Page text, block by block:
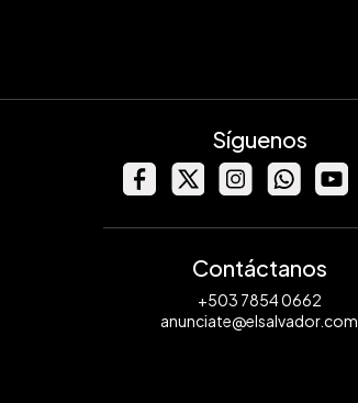
Síguenos
Contáctanos
+503 7854 0662
anunciate@elsalvador.com